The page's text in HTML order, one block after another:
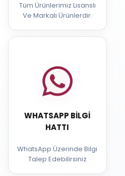
Tüm Ürünlerimiz Lisanslı
Ve Markalı Ürünlerdir.
WHATSAPP BILGI
HATTI
WhatsApp Üzerinde Bilgi
Talep Edebilirsiniz